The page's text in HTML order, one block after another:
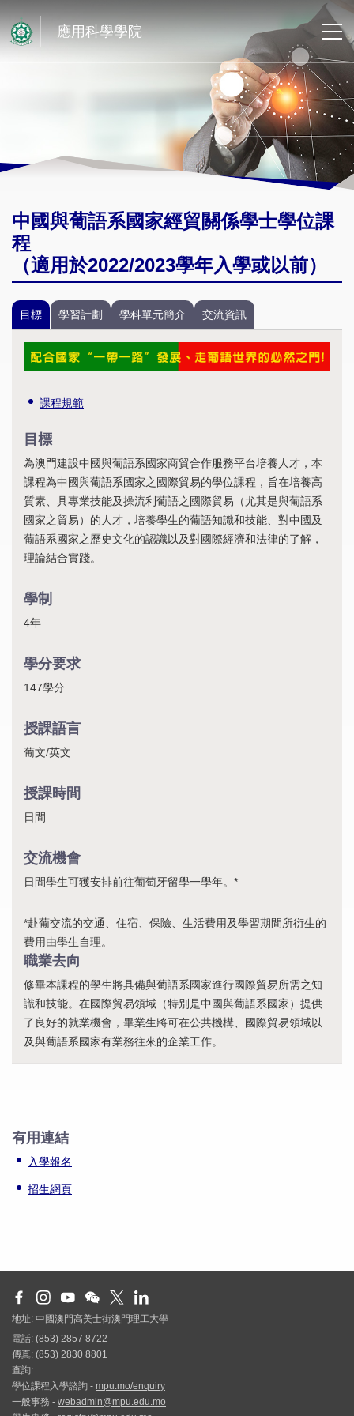
應用科學學院
中國與葡語系國家經貿關係學士學位課
程
（適用於2022/2023學年入學或以前）
目標 學習計劃 學科單元簡介 交流資訊
課程規範
目標
為澳門建設中國與葡語系國家商貿合作服務平台培養人才，本
課程為中國與葡語系國家之國際貿易的學位課程，旨在培養高
質素、具專業技能及操流利葡語之國際貿易（尤其是與葡語系
國家之貿易）的人才，培養學生的葡語知識和技能、對中國及
葡語系國家之歷史文化的認識以及對國際經濟和法律的了解，
理論結合實踐。
學制
4年
學分要求
147學分
授課語言
葡文/英文
授課時間
日間
交流機會
日間學生可獲安排前往葡萄牙留學一學年。*
*赴葡交流的交通、住宿、保險、生活費用及學習期間所衍生的
費用由學生自理。
職業去向
修畢本課程的學生將具備與葡語系國家進行國際貿易所需之知
識和技能。在國際貿易領域（特別是中國與葡語系國家）提供
了良好的就業機會，畢業生將可在公共機構、國際貿易領域以
及與葡語系國家有業務往來的企業工作。
有用連結
入學報名
招生網頁
地址: 中國澳門高美士街澳門理工大學
電話: (853) 2857 8722
傳真: (853) 2830 8801
查詢:
學位課程入學諮詢 - mpu.mo/enquiry
一般事務 - webadmin@mpu.edu.mo